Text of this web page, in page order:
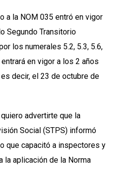
a la NOM 035 entró en vigor
Segundo Transitorio
los numerales 5.2, 5.3, 5.6,
entrará en vigor a los 2 años
decir, el 23 de octubre de
advertirte que la
Social (STPS) informó
que capacitó a inspectores y
la aplicación de la Norma